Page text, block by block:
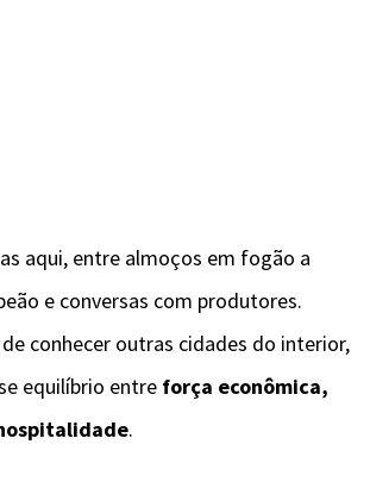
aqui, entre almoços em fogão a
e conversas com produtores.
conhecer outras cidades do interior,
equilíbrio entre força econômica,
.